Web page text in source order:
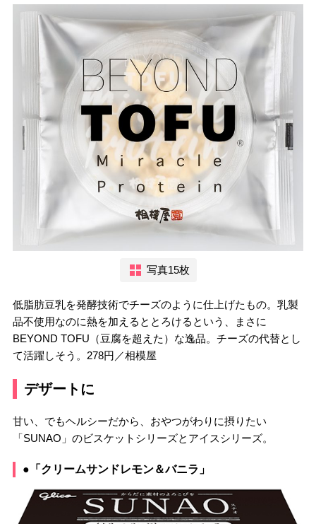
写真15枚
低脂肪豆乳を発酵技術でチーズのように仕上げたもの。乳製
品不使用なのに熱を加えるととろけるという、まさに
BEYOND TOFU（豆腐を超えた）な逸品。チーズの代替とし
て活躍しそう。278円／相模屋
デザートに
甘い、でもヘルシーだから、おやつがわりに摂りたい
「SUNAO」のビスケットシリーズとアイスシリーズ。
●「クリームサンドレモン＆バニラ」